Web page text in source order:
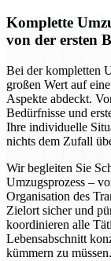
Komplette
von der ersten
Bei der kompletten
großen Wert auf
Aspekte abdeckt.
Bedürfnisse und
Ihre individuelle
nichts dem Zufall
Wir begleiten Sie
Umzugsprozess –
Organisation des
Zielort sicher und
koordinieren alle
Lebensabschnitt
kümmern zu müssen.